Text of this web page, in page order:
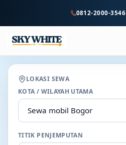
utama
0812-2000-3546
LOKASI SEWA
KOTA / WILAYAH UTAMA
TITIK PENJEMPUTAN